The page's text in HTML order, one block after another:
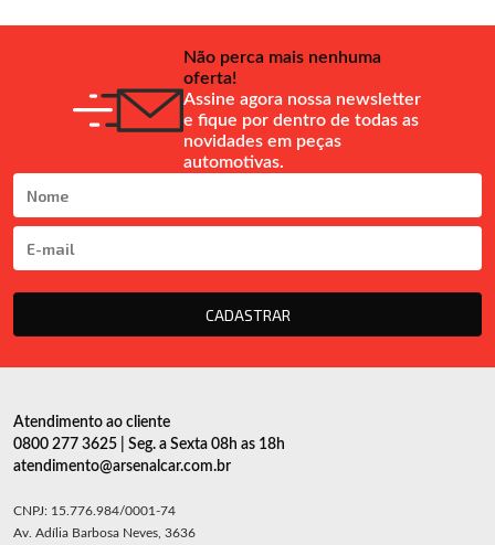
Não perca mais nenhuma
oferta!
Assine agora nossa newsletter
e fique por dentro de todas as
novidades em peças
automotivas.
CADASTRAR
Atendimento ao cliente
0800 277 3625 | Seg. a Sexta 08h as 18h
atendimento@arsenalcar.com.br
CNPJ: 15.776.984/0001-74
Av. Adília Barbosa Neves, 3636